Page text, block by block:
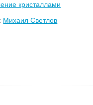
кристаллами
Михаил Светлов